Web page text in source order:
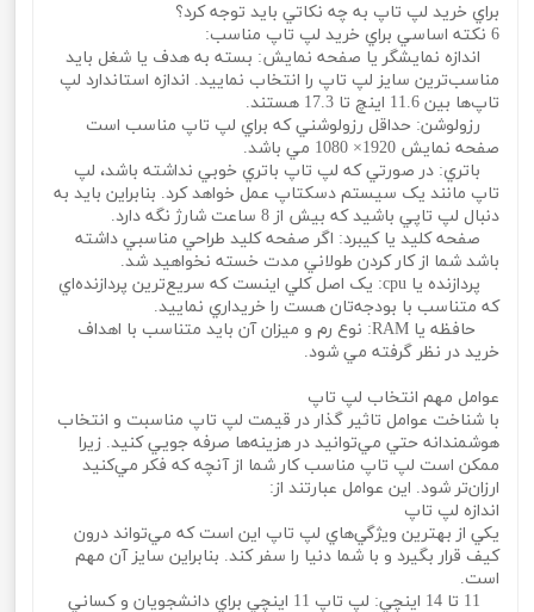
براي خريد لپ تاپ به چه نکاتي بايد توجه کرد؟
6 نکته اساسي براي خريد لپ تاپ مناسب:
اندازه نمايشگر يا صفحه نمايش: بسته به هدف يا شغل بايد
مناسب‌ترين سايز لپ تاپ را انتخاب نماييد. اندازه استاندارد لپ
تاپ‌ها بين 11.6 اينچ تا 17.3 هستند.
رزولوشن: حداقل رزولوشني که براي لپ تاپ مناسب است
صفحه نمايش 1920× 1080 مي باشد.
باتري: در صورتي که لپ تاپ باتري خوبي نداشته باشد، لپ
تاپ مانند يک سيستم دسکتاپ عمل خواهد کرد. بنابراين بايد به
دنبال لپ تاپي باشيد که بيش از 8 ساعت شارژ نگه دارد.
صفحه کليد يا کيبرد: اگر صفحه کليد طراحي مناسبي داشته
باشد شما از کار کردن طولاني مدت خسته نخواهيد شد.
پردازنده يا cpu: يک اصل کلي اينست که سريع‌ترين پردازنده‌اي
که متناسب با بودجه‌تان هست را خريداري نماييد.
حافظه يا RAM: نوع رم و ميزان آن بايد متناسب با اهداف
خريد در نظر گرفته مي شود.
عوامل مهم انتخاب لپ تاپ
با شناخت عوامل تاثير گذار در قيمت لپ تاپ مناسبت و انتخاب
هوشمندانه حتي مي‌توانيد در هزينه‌ها صرفه جويي کنيد. زيرا
ممکن است لپ تاپ مناسب کار شما از آنچه که فکر مي‌کنيد
ارزان‌تر شود. اين عوامل عبارتند از:
اندازه لپ تاپ
يکي از بهترين ويژگي‌هاي لپ تاپ اين است که مي‌تواند درون
کيف قرار بگيرد و با شما دنيا را سفر کند. بنابراين سايز آن مهم
است.
11 تا 14 اينچي: لپ تاپ 11 اينچي براي دانشجويان و کساني